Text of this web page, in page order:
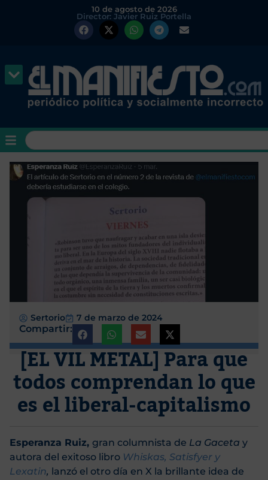
10 de agosto de 2026
Director: Javier Ruiz Portella
Sertorio 7 de marzo de 2024
Compartir:
[EL VIL METAL] Para que
todos comprendan lo que
es el liberal-capitalismo
Esperanza Ruiz, gran columnista de La Gaceta y
autora del exitoso libro Whiskas, Satisfyer y
Lexatin, lanzó el otro día en X la brillante idea de